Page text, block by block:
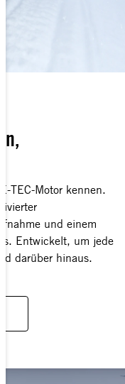
TEC-Motor kennen.
und einem
Entwickelt, um jede
darüber hinaus.